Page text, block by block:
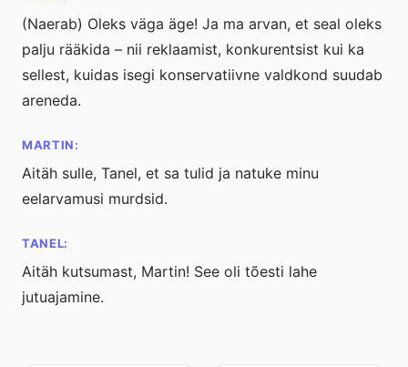
(Naerab) Oleks väga äge! Ja ma arvan, et seal oleks
palju rääkida – nii reklaamist, konkurentsist kui ka
sellest, kuidas isegi konservatiivne valdkond suudab
areneda.
MARTIN:
Aitäh sulle, Tanel, et sa tulid ja natuke minu
eelarvamusi murdsid.
TANEL:
Aitäh kutsumast, Martin! See oli tõesti lahe
jutuajamine.